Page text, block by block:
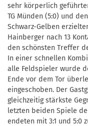
sehr körperlich
TG Münden (5:0) und
Schwarz-Gelben
Hainberger nach 13
den schönsten Treffer
In einer schnellen
alle Feldspieler wurde
Ende vor dem Tor
eingeschoben. Der
gleichzeitig stärkste
letzten beiden Spiele
endeten mit 3:1 und 5:0